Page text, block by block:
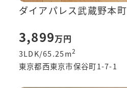
ダイアパレス武蔵野本町
3,899万円
3LDK/65.25m2
東京都西東京市保谷町1-7-1